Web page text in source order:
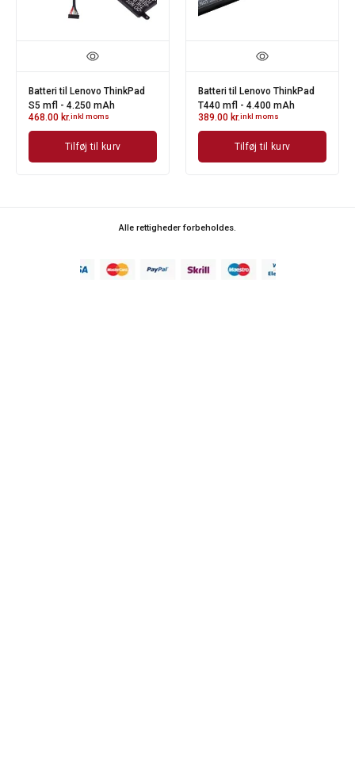
Batteri til Lenovo ThinkPad
S5 mfl - 4.250 mAh
468.00 kr.inkl moms
Tilføj til kurv
Batteri til Lenovo ThinkPad
T440 mfl - 4.400 mAh
389.00 kr.inkl moms
Tilføj til kurv
Alle rettigheder forbeholdes.